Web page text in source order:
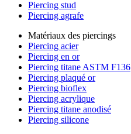
Piercing stud
Piercing agrafe
Matériaux des piercings
Piercing acier
Piercing en or
Piercing titane ASTM F136
Piercing plaqué or
Piercing bioflex
Piercing acrylique
Piercing titane anodisé
Piercing silicone